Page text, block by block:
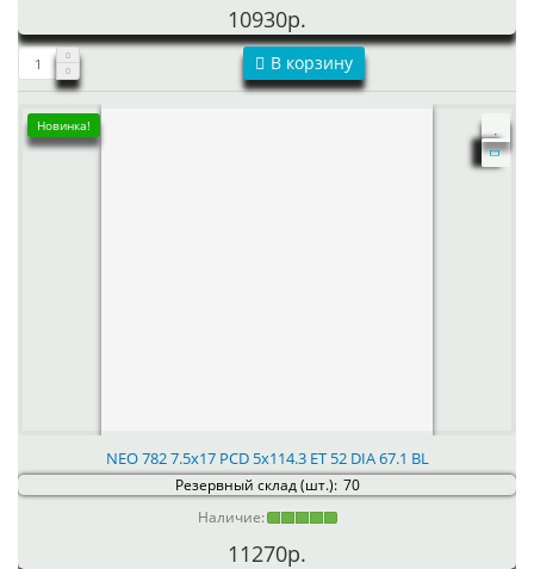
10930р.
В корзину
Новинка!
NEO 782 7.5x17 PCD 5x114.3 ET 52 DIA 67.1 BL
Резервный склад (шт.): 70
Наличие:
11270р.